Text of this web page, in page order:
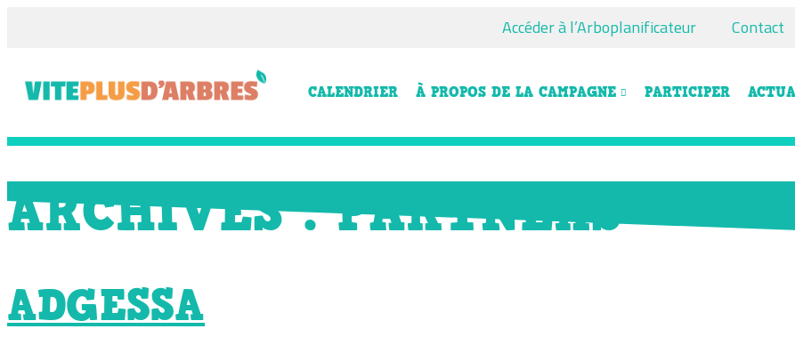
Accéder à l’Arboplanificateur Contact
CALENDRIER À PROPOS DE LA CAMPAGNE PARTICIPER
ARCHIVES :PARTNERS
ADGESSA